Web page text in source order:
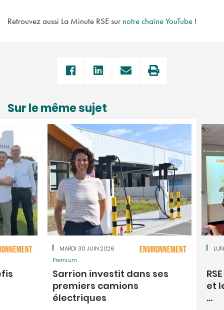
Retrouvez aussi La Minute RSE sur notre chaîne YouTube !
Sur le même sujet
MARDI 30 JUIN 2026
Sarrion investit dans ses
premiers camions
électriques
ENVIRONNEMENT
Premium
et
...